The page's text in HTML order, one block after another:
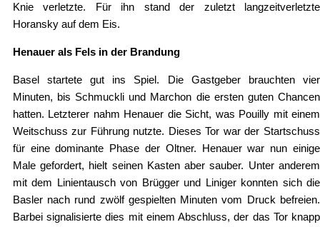
Knie verletzte. Für ihn stand der zuletzt langzeitverletzte
Horansky auf dem Eis.
Henauer als Fels in der Brandung
Basel startete gut ins Spiel. Die Gastgeber brauchten vier
Minuten, bis Schmuckli und Marchon die ersten guten Chancen
hatten. Letzterer nahm Henauer die Sicht, was Pouilly mit einem
Weitschuss zur Führung nutzte. Dieses Tor war der Startschuss
für eine dominante Phase der Oltner. Henauer war nun einige
Male gefordert, hielt seinen Kasten aber sauber. Unter anderem
mit dem Linientausch von Brügger und Liniger konnten sich die
Basler nach rund zwölf gespielten Minuten vom Druck befreien.
Barbei signalisierte dies mit einem Abschluss, der das Tor knapp